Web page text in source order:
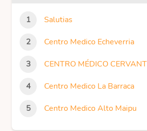
Salutias
Centro Medico Echeverria
CENTRO MÉDICO
Centro Medico La Barraca
Centro Medico Alto Maipu